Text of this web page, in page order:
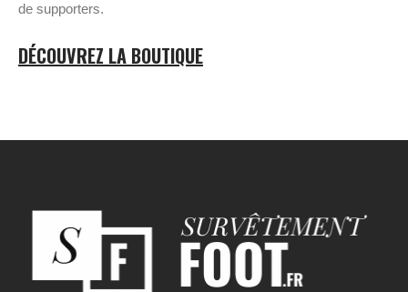
de supporters.
DÉCOUVREZ LA BOUTIQUE